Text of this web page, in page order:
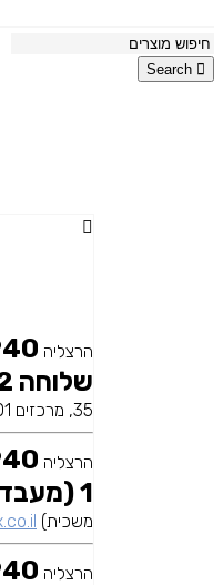
Search
הרצליה
שלוחה 2 (חנות + זאפ)
35, מרכזים 2001 (כניסה D)
הרצליה
1 (מעבדה ראשית)
משכית)
הרצליה